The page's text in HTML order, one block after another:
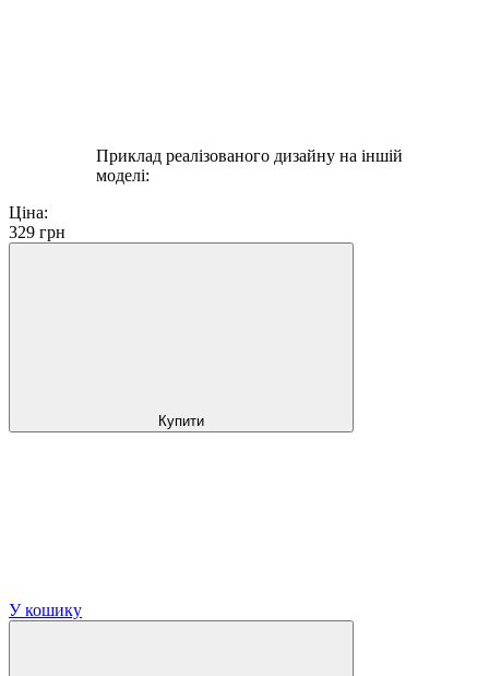
Приклад реалізованого дизайну на іншій
моделі:
Ціна:
329 грн
Купити
У кошику